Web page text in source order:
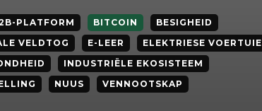
PLATFORM BITCOIN
BESIGHEID
VELDTOG E-LEER
ELEKTRIESE VOERTUIE
INDUSTRIËLE EKOSISTEEM
NUUS
VENNOOTSKAP